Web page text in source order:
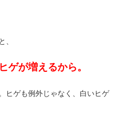
、
ゲが増えるから。
ヒゲも例外じゃなく、白いヒゲ